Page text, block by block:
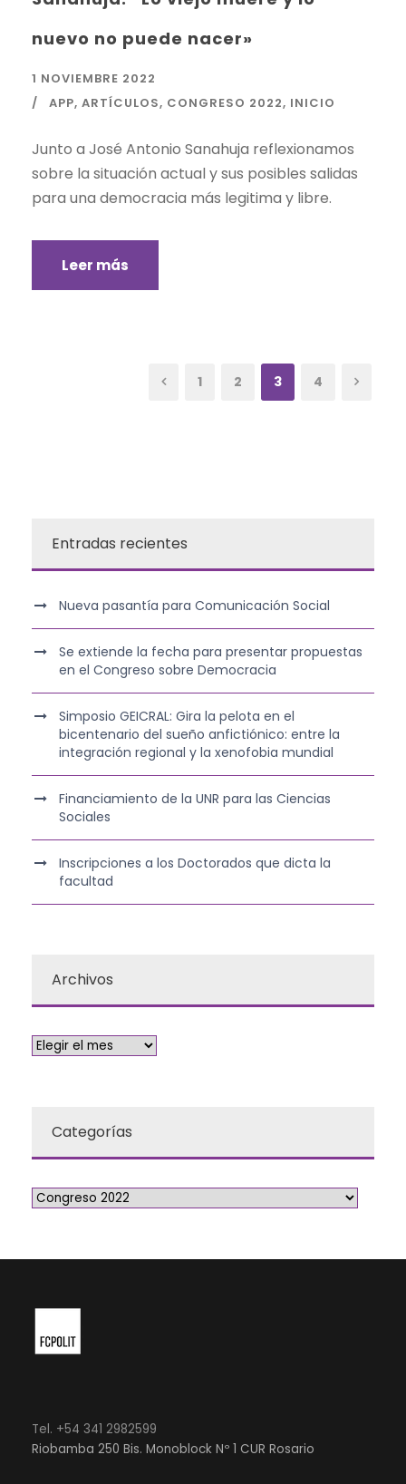
nuevo no puede nacer»
1 NOVIEMBRE 2022
APP, ARTÍCULOS, CONGRESO 2022, INICIO
Junto a José Antonio Sanahuja reflexionamos
sobre la situación actual y sus posibles salidas
para una democracia más legitima y libre.
Leer más
1 2 3 4
Entradas recientes
Nueva pasantía para Comunicación Social
Se extiende la fecha para presentar propuestas
en el Congreso sobre Democracia
Simposio GEICRAL: Gira la pelota en el
bicentenario del sueño anfictiónico: entre la
integración regional y la xenofobia mundial
Financiamiento de la UNR para las Ciencias
Sociales
Inscripciones a los Doctorados que dicta la
facultad
Archivos
Categorías
Tel. +54 341 2982599
Riobamba 250 Bis. Monoblock Nº 1 CUR Rosario